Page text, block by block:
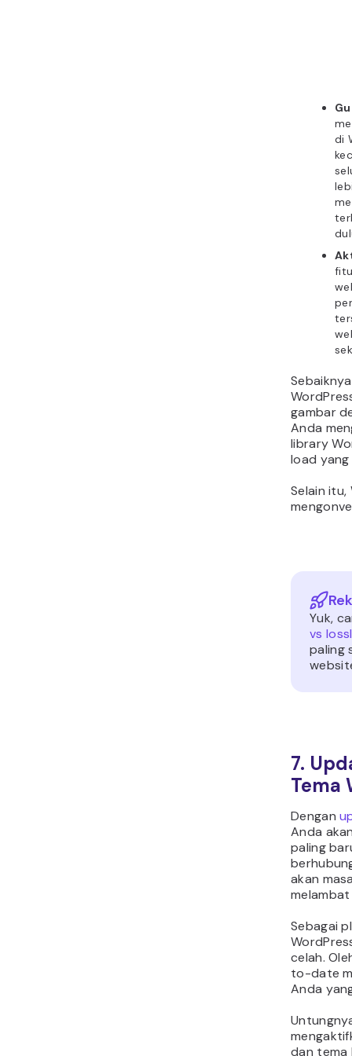
di
gambar
Anda
library
load
Selain itu,
Yuk,
vs
paling
7.
Tema
Dengan
Anda
paling
akan
Sebagai
celah.
to-date
Anda
dan tema